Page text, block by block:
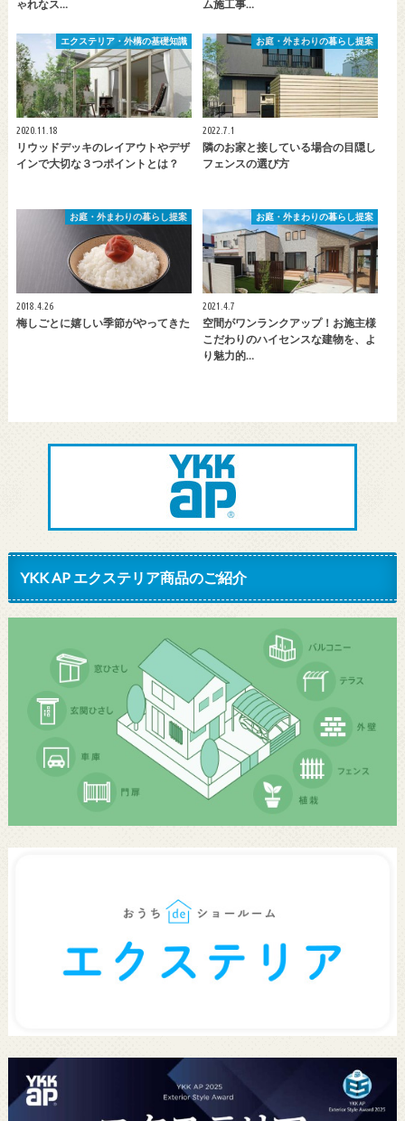
ゃれなス… ム施工事…
エクステリア・外構の基礎知識
2020.11.18
リウッドデッキのレイアウトやデザ
インで大切な３つポイントとは？
お庭・外まわりの暮らし提案
2022.7.1
隣のお家と接している場合の目隠し
フェンスの選び方
お庭・外まわりの暮らし提案
2018.4.26
梅しごとに嬉しい季節がやってきた
お庭・外まわりの暮らし提案
2021.4.7
空間がワンランクアップ！お施主様
こだわりのハイセンスな建物を、よ
り魅力的…
YKK AP エクステリア商品のご紹介